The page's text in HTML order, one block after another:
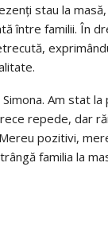
stau la
între familii. În
Am stat
repede, dar
pozitivi,
familia la